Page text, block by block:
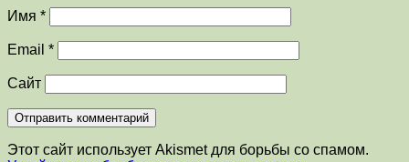
Имя *
Email *
Сайт
Этот сайт использует Akismet для борьбы со спамом.